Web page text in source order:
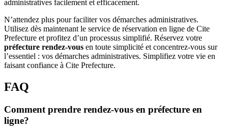
administratives facilement et efficacement.
N’attendez plus pour faciliter vos démarches administratives.
Utilisez dès maintenant le service de réservation en ligne de Cite
Prefecture et profitez d’un processus simplifié. Réservez votre
préfecture rendez-vous en toute simplicité et concentrez-vous sur
l’essentiel : vos démarches administratives. Simplifiez votre vie en
faisant confiance à Cite Prefecture.
FAQ
Comment prendre rendez-vous en préfecture en
ligne?